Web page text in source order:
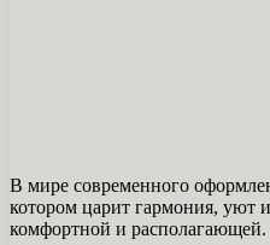
В мире современного
котором царит гармония, уют
комфортной и располагающей.